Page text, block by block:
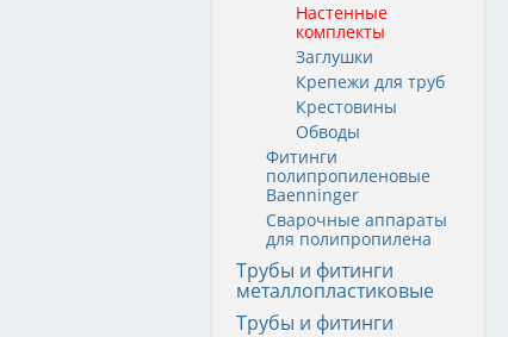
Настенные
комплекты
Заглушки
Крепежи для труб
Крестовины
Обводы
Фитинги
полипропиленовые
Baenninger
Сварочные аппараты
для полипропилена
Трубы и фитинги
металлопластиковые
Трубы и фитинги